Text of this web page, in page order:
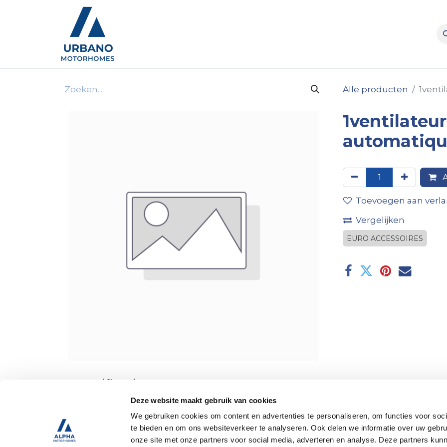
Deze website maakt gebruik van cookies
We gebruiken cookies om content en advertenties te personaliseren, om functies voor
te bieden en om ons websiteverkeer te analyseren. Ook delen we informatie over uw
onze site met onze partners voor social media, adverteren en analyse. Deze partners
Alle producten
Toevoegen aan
Vergelijken
EURO ACCESSOIRES
Specificaties
Tweedehands